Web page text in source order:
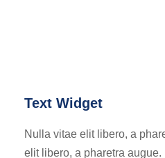
Text Widget
Nulla vitae elit libero, a
elit libero, a pharetra